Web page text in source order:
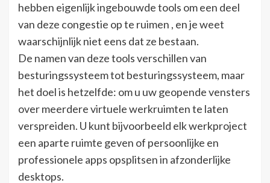
hebben eigenlijk ingebouwde tools om een ​​deel
van deze congestie op te ruimen , en je weet
waarschijnlijk niet eens dat ze bestaan.
De namen van deze tools verschillen van
besturingssysteem tot besturingssysteem, maar
het doel is hetzelfde: om u uw geopende vensters
over meerdere virtuele werkruimten te laten
verspreiden. U kunt bijvoorbeeld elk werkproject
een aparte ruimte geven of persoonlijke en
professionele apps opsplitsen in afzonderlijke
desktops.